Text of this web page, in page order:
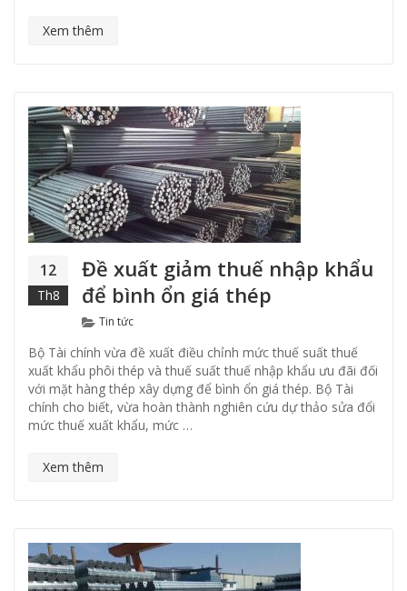
Xem thêm
12
Th8
Đề xuất giảm thuế nhập khẩu
để bình ổn giá thép
Categories
Tin tức
Bộ Tài chính vừa đề xuất điều chỉnh mức thuế suất thuế
xuất khẩu phôi thép và thuế suất thuế nhập khẩu ưu đãi đối
với mặt hàng thép xây dựng để bình ổn giá thép. Bộ Tài
chính cho biết, vừa hoàn thành nghiên cứu dự thảo sửa đổi
mức thuế xuất khẩu, mức …
Xem thêm